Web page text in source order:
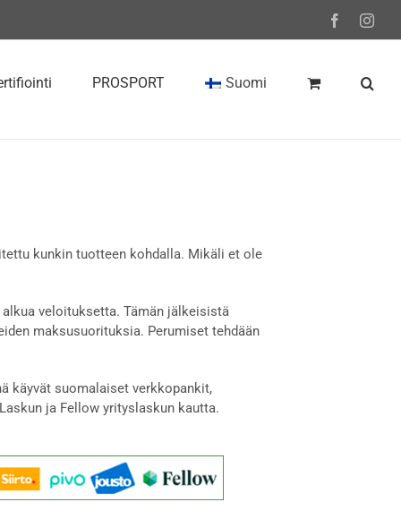
Facebook
PROSPORT Suomi
kunkin tuotteen kohdalla. Mikäli et ole
veloituksetta. Tämän jälkeisistä
maksusuorituksia. Perumiset tehdään
käyvät suomalaiset verkkopankit,
ja Fellow yrityslaskun kautta.